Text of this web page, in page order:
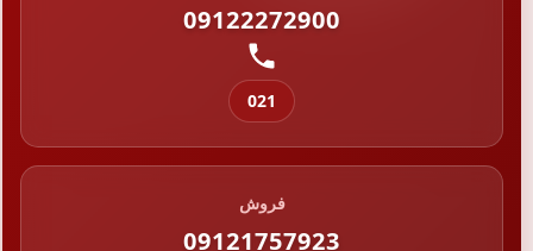
09122272900
021
فروش
09121757923